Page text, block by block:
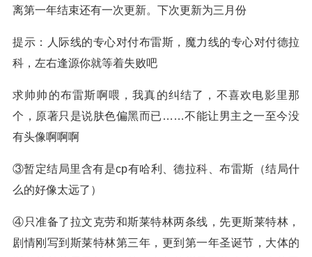
离第一年结束还有一次更新。下次更新为三月份
提示：人际线的专心对付布雷斯，魔力线的专心对付德拉
科，左右逢源你就等着失败吧
求帅帅的布雷斯啊喂，我真的纠结了，不喜欢电影里那
个，原著只是说肤色偏黑而已……不能让男主之一至今没
有头像啊啊啊
③暂定结局里含有是cp有哈利、德拉科、布雷斯（结局什
么的好像太远了）
④只准备了拉文克劳和斯莱特林两条线，先更斯莱特林，
剧情刚写到斯莱特林第三年，更到第一年圣诞节，大体的